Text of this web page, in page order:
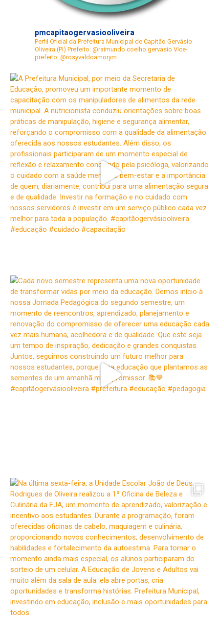
pmcapitaogervasiooliveira
Perfil Oficial da Prefeitura Municipal de Capitão Gervásio
Oliveira (PI) Prefeito: @raimundo.coelho.gervasio Vice-
prefeito: @rosyvaldoamorym